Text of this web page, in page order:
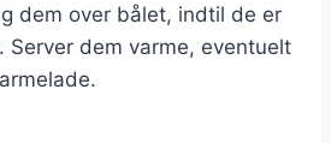
dem over bålet, indtil de er
Server dem varme, eventuelt